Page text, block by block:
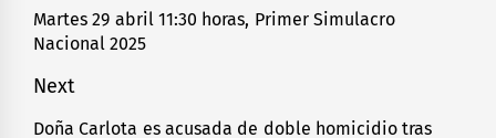
de
entradas
Previous
post:
Martes 29 abril 11:30 horas, Primer Simulacro
Nacional 2025
Next
Next
Doña Carlota es acusada de doble homicidio tras